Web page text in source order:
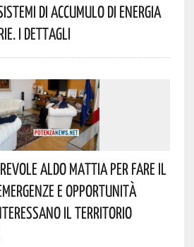
Di Accumulo Di Energia
I Dettagli
Aldo Mattia Per Fare Il
E Opportunità
Il Territorio